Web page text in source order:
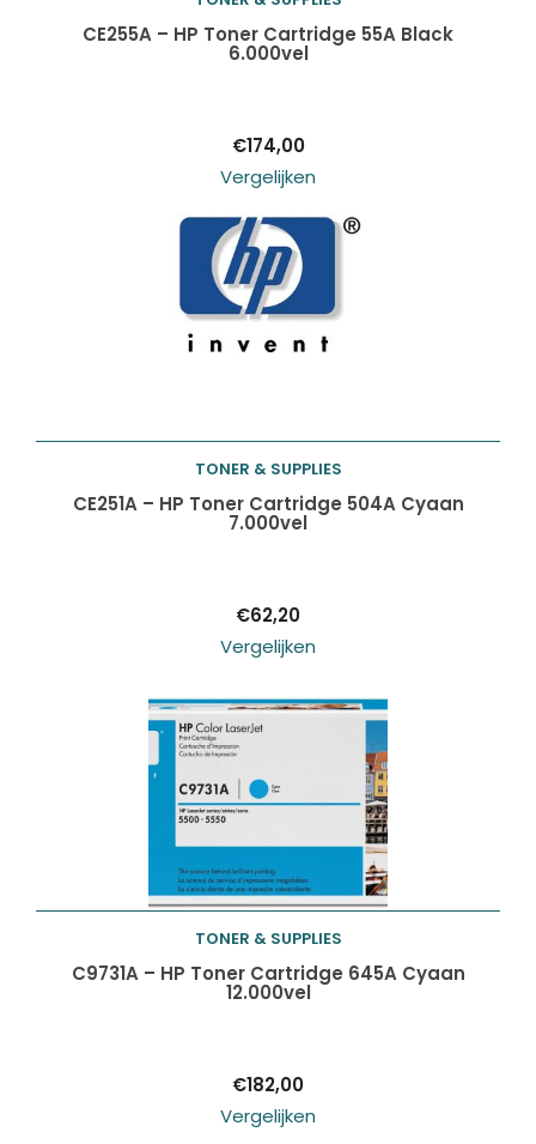
Toevoegen aan
CE255A – HP Toner Cartridge 55A Black
6.000vel
€174,00
Vergelijken
Toevoegen aan
TONER & SUPPLIES
CE251A – HP Toner Cartridge 504A Cyaan
7.000vel
€62,20
Vergelijken
Toevoegen aan
TONER & SUPPLIES
C9731A – HP Toner Cartridge 645A Cyaan
12.000vel
€182,00
Vergelijken